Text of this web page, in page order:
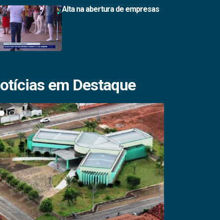
Alta na abertura de empresas
em Destaque